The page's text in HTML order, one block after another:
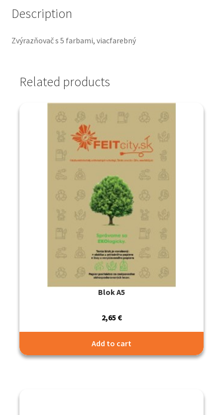
Description
Zvýrazňovač s 5 farbami, viacfarebný
Related products
Blok A5
2,65 €
Add to cart